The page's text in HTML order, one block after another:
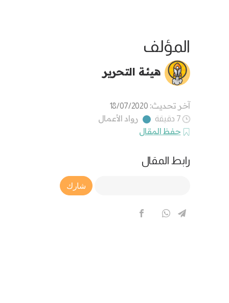
المؤلف
هيئة التحرير
آخر تحديث: 18/07/2020
7 دقيقة
رواد الأعمال
حفظ المقال
رابط المقال
Article Link
شارك